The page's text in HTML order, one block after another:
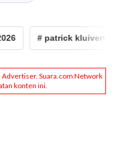
# patrick kluivert